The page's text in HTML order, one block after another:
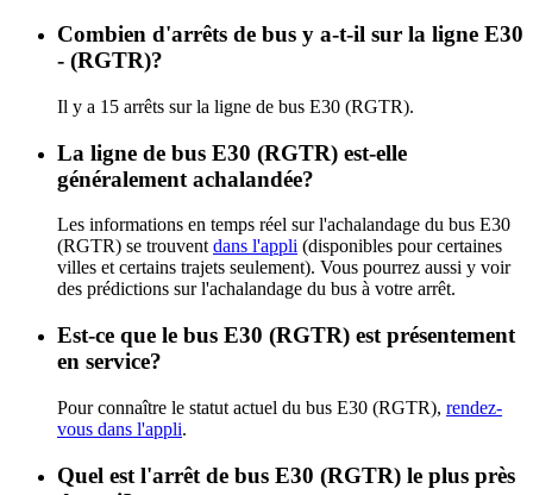
Combien d'arrêts de bus y a-t-il sur la ligne E30
- (RGTR)?
Il y a 15 arrêts sur la ligne de bus E30 (RGTR).
La ligne de bus E30 (RGTR) est-elle
généralement achalandée?
Les informations en temps réel sur l'achalandage du bus E30
(RGTR) se trouvent dans l'appli (disponibles pour certaines
villes et certains trajets seulement). Vous pourrez aussi y voir
des prédictions sur l'achalandage du bus à votre arrêt.
Est-ce que le bus E30 (RGTR) est présentement
en service?
Pour connaître le statut actuel du bus E30 (RGTR), rendez-
vous dans l'appli.
Quel est l'arrêt de bus E30 (RGTR) le plus près